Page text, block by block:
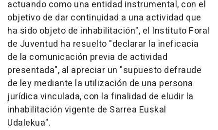
actuando como una entidad instrumental, con el
objetivo de dar continuidad a una actividad que
ha sido objeto de inhabilitación", el Instituto Foral
de Juventud ha resuelto "declarar la ineficacia
de la comunicación previa de actividad
presentada", al apreciar un "supuesto defraude
de ley mediante la utilización de una persona
jurídica vinculada, con la finalidad de eludir la
inhabilitación vigente de Sarrea Euskal
Udalekua".